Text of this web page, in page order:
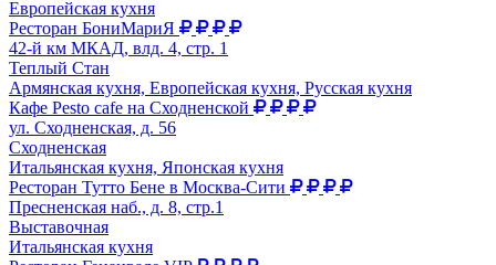
Европейская кухня
Ресторан БониМариЯ
42-й км МКАД, влд. 4, стр. 1
Теплый Стан
Армянская кухня, Европейская кухня, Русская кухня
Кафе Pesto cafe на Сходненской
ул. Сходненская, д. 56
Сходненская
Итальянская кухня, Японская кухня
Ресторан Тутто Бене в Москва-Сити
Пресненская наб., д. 8, стр.1
Выставочная
Итальянская кухня